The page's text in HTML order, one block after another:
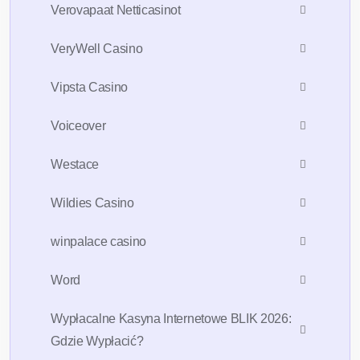
Verovapaat Netticasinot
VeryWell Casino
Vipsta Casino
Voiceover
Westace
Wildies Casino
winpalace casino
Word
Wypłacalne Kasyna Internetowe BLIK 2026:
Gdzie Wypłacić?